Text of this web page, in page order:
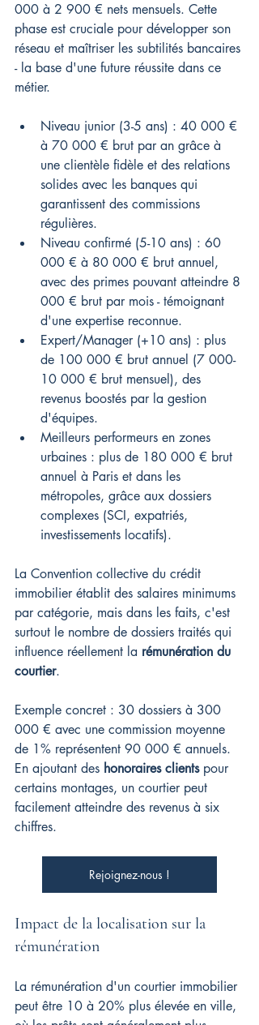
000 à 2 900 € nets mensuels. Cette
phase est cruciale pour développer son
réseau et maîtriser les subtilités bancaires
- la base d'une future réussite dans ce
métier.
Niveau junior (3-5 ans) : 40 000 €
à 70 000 € brut par an grâce à
une clientèle fidèle et des relations
solides avec les banques qui
garantissent des commissions
régulières.
Niveau confirmé (5-10 ans) : 60
000 € à 80 000 € brut annuel,
avec des primes pouvant atteindre 8
000 € brut par mois - témoignant
d'une expertise reconnue.
Expert/Manager (+10 ans) : plus
de 100 000 € brut annuel (7 000-
10 000 € brut mensuel), des
revenus boostés par la gestion
d'équipes.
Meilleurs performeurs en zones
urbaines : plus de 180 000 € brut
annuel à Paris et dans les
métropoles, grâce aux dossiers
complexes (SCI, expatriés,
investissements locatifs).
La Convention collective du crédit
immobilier établit des salaires minimums
par catégorie, mais dans les faits, c'est
surtout le nombre de dossiers traités qui
influence réellement la rémunération du
courtier.
Exemple concret : 30 dossiers à 300
000 € avec une commission moyenne
de 1% représentent 90 000 € annuels.
En ajoutant des honoraires clients pour
certains montages, un courtier peut
facilement atteindre des revenus à six
chiffres.
Rejoignez-nous !
Impact de la localisation sur la
rémunération
La rémunération d'un courtier immobilier
peut être 10 à 20% plus élevée en ville,